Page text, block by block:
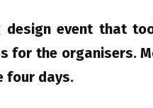
design event that
for the organisers.
four days.